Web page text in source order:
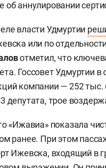
об аннулировании
власти Удмуртии
или по
отметил, что
Госсовет Удмуртии в
компании — 252
депутата, трое
«Ижавиа» показала
ранее. При этом
Ижевска, входящий в